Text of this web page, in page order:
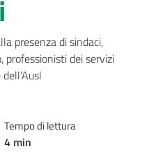
presenza di sindaci,
professionisti dei servizi
dell'Ausl
Tempo di lettura
4 min